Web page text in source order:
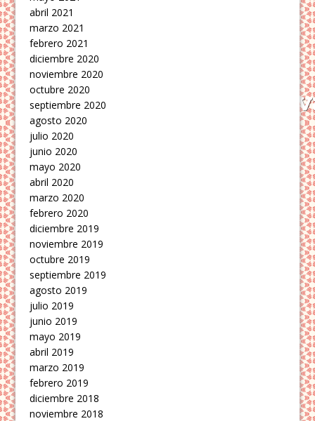
abril 2021
marzo 2021
febrero 2021
diciembre 2020
noviembre 2020
octubre 2020
septiembre 2020
agosto 2020
julio 2020
junio 2020
mayo 2020
abril 2020
marzo 2020
febrero 2020
diciembre 2019
noviembre 2019
octubre 2019
septiembre 2019
agosto 2019
julio 2019
junio 2019
mayo 2019
abril 2019
marzo 2019
febrero 2019
diciembre 2018
noviembre 2018